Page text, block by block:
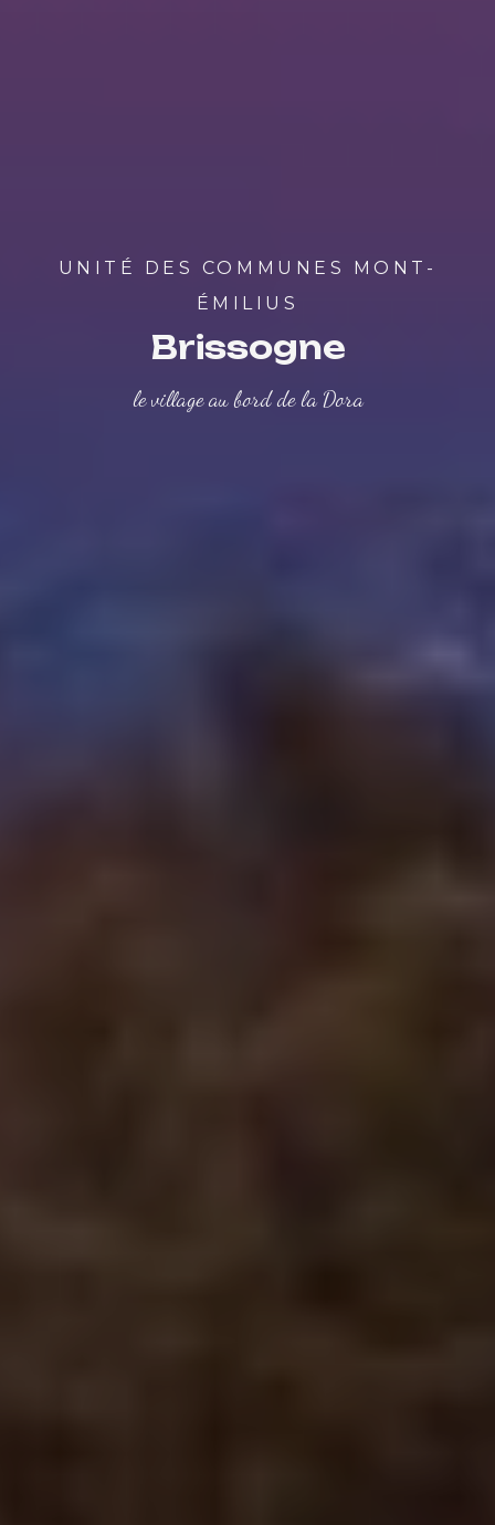
UNITÉ DES COMMUNES MONT-
ÉMILIUS
Brissogne
le village au bord de la Dora